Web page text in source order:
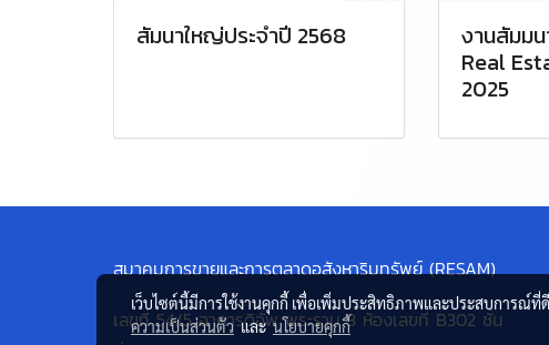
สัมนาใหญ่ประจำปี 2568
งานสัมม
Real
2025
สมาคมการขายและการตลาดอสังหาริมทรัพย์ (RESAM)
เลขที่ 54/5 อาคารดิอัพ พระราม 3 ห้องเลขที่ B302 ชั้น
เว็บไซต์นี้มีการใช้งานคุกกี้ เพื่อเพิ่มประสิทธิภาพและประสบการณ์ที่
ความเป็นส่วนตัวและนโยบายคุกกี้